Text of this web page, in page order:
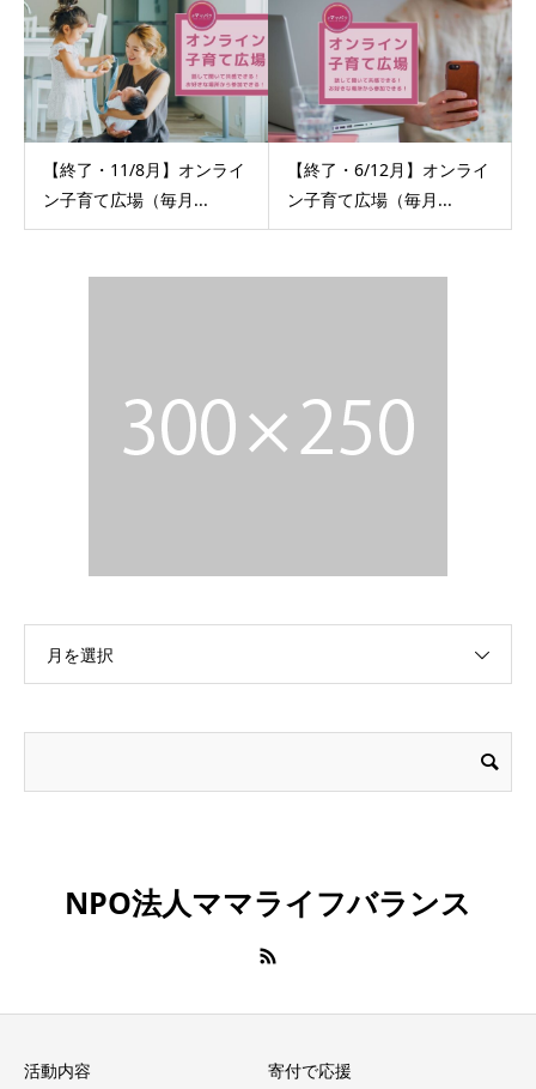
【終了・11/8月】オンライ
ン子育て広場（毎月...
【終了・6/12月】オンライ
ン子育て広場（毎月...
月を選択
NPO法人ママライフバランス
活動内容 寄付で応援